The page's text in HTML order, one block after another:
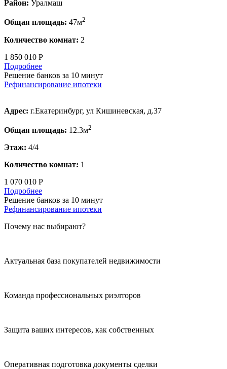
Район: Уралмаш
Общая площадь: 47м2
Количество комнат: 2
1 850 010 Р
Подробнее
Решение банков за 10 минут
Рефинансирование ипотеки
Адрес: г.Екатеринбург, ул Кишиневская, д.37
Общая площадь: 12.3м2
Этаж: 4/4
Количество комнат: 1
1 070 010 Р
Подробнее
Решение банков за 10 минут
Рефинансирование ипотеки
Почему нас выбирают?
Актуальная база покупателей недвижимости
Команда профессиональных риэлторов
Защита ваших интересов, как собственных
Оперативная подготовка документы сделки